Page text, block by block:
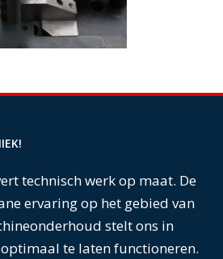
technisch werk op maat. De
ervaring op het gebied van
stelt ons in
te laten functioneren.